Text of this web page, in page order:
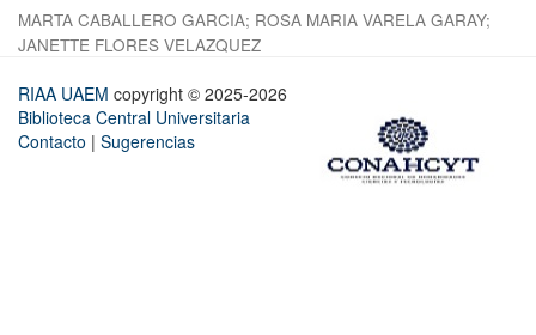
MARTA CABALLERO GARCIA; ROSA MARIA VARELA GARAY;
JANETTE FLORES VELAZQUEZ
RIAA UAEM copyright © 2025-2026
Biblioteca Central Universitaria
Contacto | Sugerencias